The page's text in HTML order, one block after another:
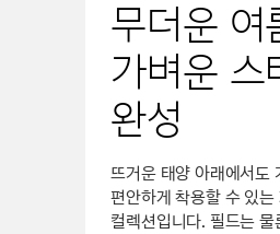
무더운 여
가벼운 스
완성
뜨거운 태양 아래에서도
편안하게 착용할 수 있는
컬렉션입니다. 필드는